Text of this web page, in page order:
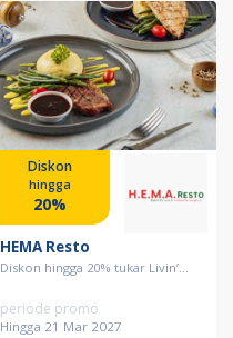
Diskon
hingga
20%
HEMA Resto
Diskon hingga 20% tukar Livin’...
periode promo
Hingga 21 Mar 2027